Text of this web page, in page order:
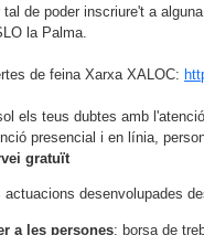
tal de poder inscriure't a
la Palma.
de feina Xarxa XALOC:
els teus dubtes amb
presencial i en línia,
gratuït
actuacions desenvolupades
a les persones: borsa de